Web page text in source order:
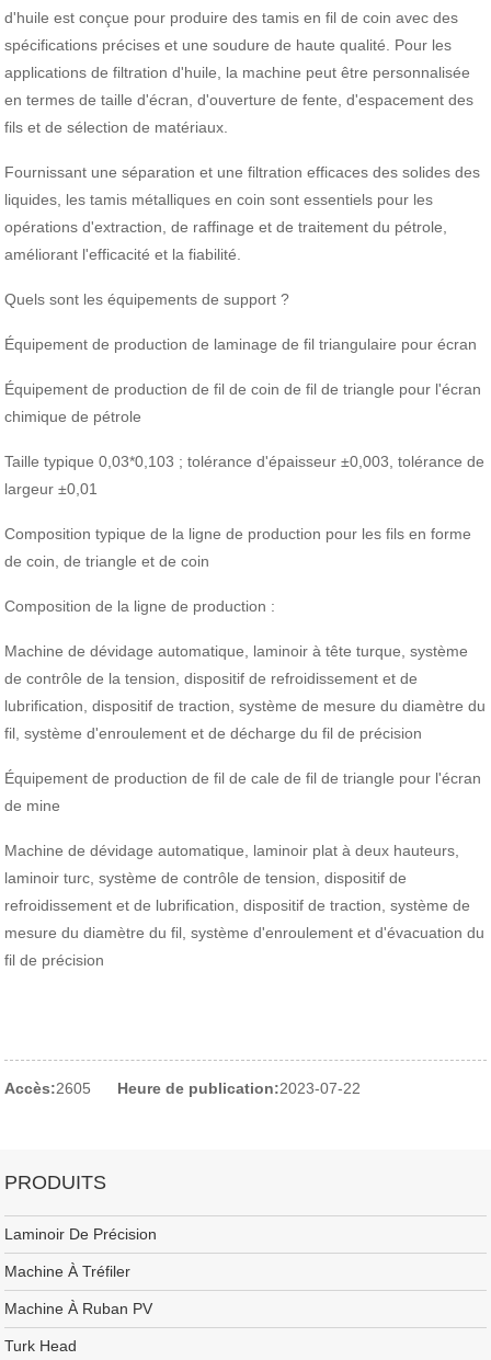
d'huile est conçue pour produire des tamis en fil de coin avec des
spécifications précises et une soudure de haute qualité. Pour les
applications de filtration d'huile, la machine peut être personnalisée
en termes de taille d'écran, d'ouverture de fente, d'espacement des
fils et de sélection de matériaux.
Fournissant une séparation et une filtration efficaces des solides des
liquides, les tamis métalliques en coin sont essentiels pour les
opérations d'extraction, de raffinage et de traitement du pétrole,
améliorant l'efficacité et la fiabilité.
Quels sont les équipements de support ?
Équipement de production de laminage de fil triangulaire pour écran
Équipement de production de fil de coin de fil de triangle pour l'écran
chimique de pétrole
Taille typique 0,03*0,103 ; tolérance d'épaisseur ±0,003, tolérance de
largeur ±0,01
Composition typique de la ligne de production pour les fils en forme
de coin, de triangle et de coin
Composition de la ligne de production :
Machine de dévidage automatique, laminoir à tête turque, système
de contrôle de la tension, dispositif de refroidissement et de
lubrification, dispositif de traction, système de mesure du diamètre du
fil, système d'enroulement et de décharge du fil de précision
Équipement de production de fil de cale de fil de triangle pour l'écran
de mine
Machine de dévidage automatique, laminoir plat à deux hauteurs,
laminoir turc, système de contrôle de tension, dispositif de
refroidissement et de lubrification, dispositif de traction, système de
mesure du diamètre du fil, système d'enroulement et d'évacuation du
fil de précision
Accès:2605 Heure de publication:2023-07-22
PRODUITS
Laminoir De Précision
Machine À Tréfiler
Machine À Ruban PV
Turk Head